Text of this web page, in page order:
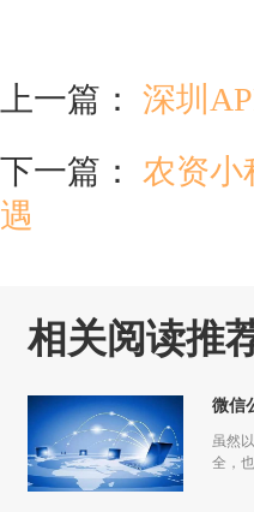
上一篇： 深圳
下一篇： 农资小
遇
相关阅读推
微信
虽然
全，